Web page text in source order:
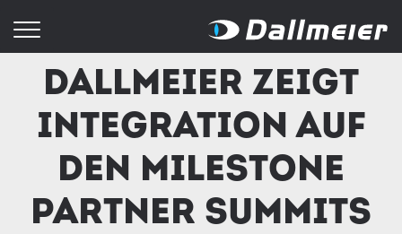
Dallmeier zeigt
Integration auf
den Milestone
Partner Summits